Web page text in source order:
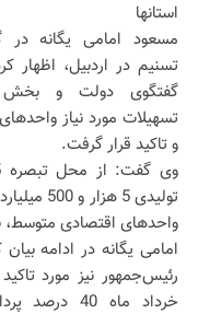
استانها
مسعود امامی یگانه در
تسنیم در اردبیل، اظهار
گفتگوی دولت و
تسهیلات مورد نیاز
و تاکید قرار گرفت.
تولیدی
واحدهای اقتصادی متوسط،
امامی یگانه در ادامه
رئیس‌جمهور نیز مورد
خرداد ماه